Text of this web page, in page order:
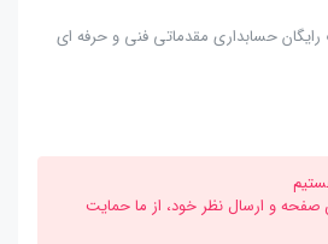
رایگان حسابداری مقدماتی فنی و حرفه ای
صفحه و ارسال نظر خود، از ما حمایت